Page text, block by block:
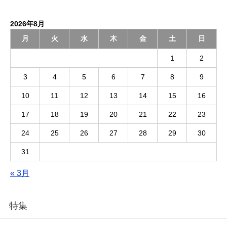
2026年8月
月
火 水 木 金 土 日
1 2
3 4 5 6 7 8 9
10 11 12 13 14 15 16
17 18 19 20 21 22 23
24 25 26 27 28 29 30
31
« 3月
特集